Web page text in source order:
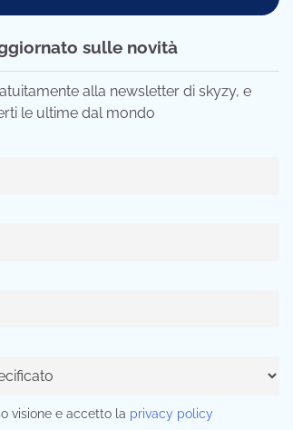
sulle novità
alla newsletter di skyzy, e
le ultime dal mondo
visione e accetto la privacy policy